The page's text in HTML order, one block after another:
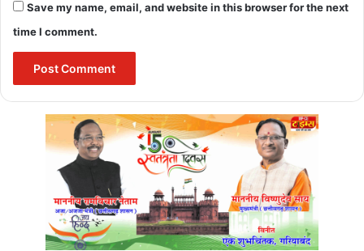
Save my name, email, and website in this browser for the next
time I comment.